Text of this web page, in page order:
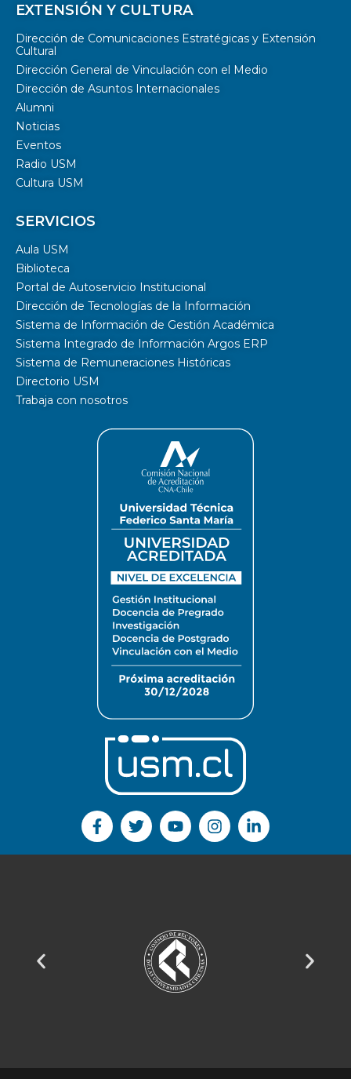
EXTENSIÓN Y CULTURA
Dirección de Comunicaciones Estratégicas y Extensión
Cultural
Dirección General de Vinculación con el Medio
Dirección de Asuntos Internacionales
Alumni
Noticias
Eventos
Radio USM
Cultura USM
SERVICIOS
Aula USM
Biblioteca
Portal de Autoservicio Institucional
Dirección de Tecnologías de la Información
Sistema de Información de Gestión Académica
Sistema Integrado de Información Argos ERP
Sistema de Remuneraciones Históricas
Directorio USM
Trabaja con nosotros